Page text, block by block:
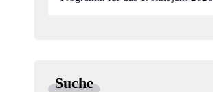
Suche